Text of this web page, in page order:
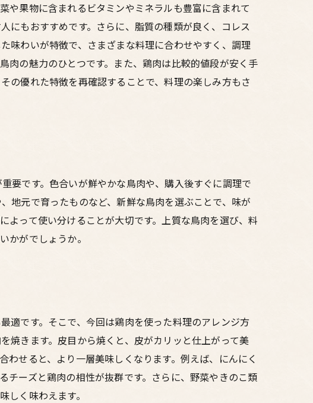
や果物に含まれるビタミンやミネラルも豊富に含まれて
にもおすすめです。さらに、脂質の種類が良く、コレス
味わいが特徴で、さまざまな料理に合わせやすく、調理
肉の魅力のひとつです。また、鶏肉は比較的値段が安く手
の優れた特徴を再確認することで、料理の楽しみ方もさ
要です。色合いが鮮やかな鳥肉や、購入後すぐに調理で
地元で育ったものなど、新鮮な鳥肉を選ぶことで、味が
よって使い分けることが大切です。上質な鳥肉を選び、料
かがでしょうか。
適です。そこで、今回は鶏肉を使った料理のアレンジ方
焼きます。皮目から焼くと、皮がカリッと仕上がって美
せると、より一層美味しくなります。例えば、にんにく
チーズと鶏肉の相性が抜群です。さらに、野菜やきのこ類
く味わえます。